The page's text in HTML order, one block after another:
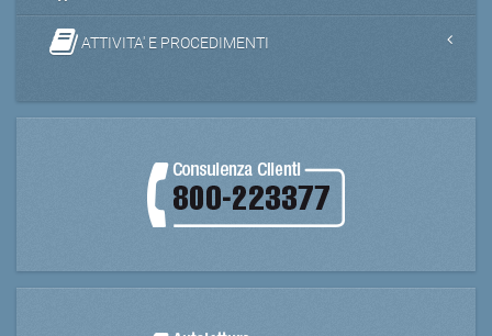
ATTIVITA' E PROCEDIMENTI